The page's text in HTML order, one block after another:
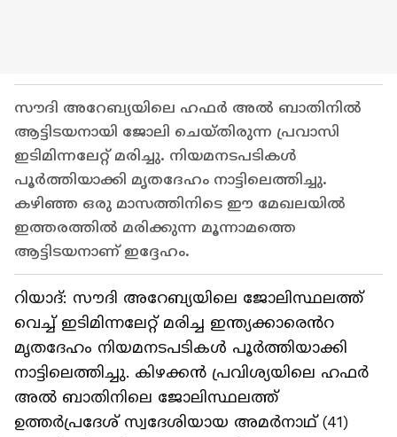
സൗദി അറേബ്യയിലെ ഹഫർ അൽ ബാതിനിൽ
ആട്ടിടയനായി ജോലി ചെയ്തിരുന്ന പ്രവാസി
ഇടിമിന്നലേറ്റ് മരിച്ചു. നിയമനടപടികൾ
പൂർത്തിയാക്കി മൃതദേഹം നാട്ടിലെത്തിച്ചു.
കഴിഞ്ഞ ഒരു മാസത്തിനിടെ ഈ മേഖലയിൽ
ഇത്തരത്തിൽ മരിക്കുന്ന മൂന്നാമത്തെ
ആട്ടിടയനാണ് ഇദ്ദേഹം.
റിയാദ്: സൗദി അറേബ്യയിലെ ജോലിസ്ഥലത്ത്
വെച്ച് ഇടിമിന്നലേറ്റ് മരിച്ച ഇന്ത്യക്കാരെൻറ
മൃതദേഹം നിയമനടപടികൾ പൂർത്തിയാക്കി
നാട്ടിലെത്തിച്ചു. കിഴക്കൻ പ്രവിശ്യയിലെ ഹഫർ
അൽ ബാതിനിലെ ജോലിസ്ഥലത്ത്
ഉത്തർപ്രദേശ് സ്വദേശിയായ അമർനാഥ് (41)